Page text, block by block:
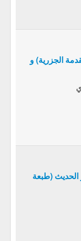
الجزرية) و
الحديث (طبعة